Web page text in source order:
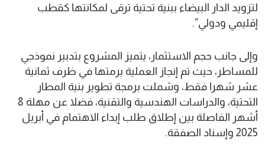
لتزويد الدار البيضاء ببنية تحتية ترقى لمكانتها كقطب
إقليمي ودولي”.
وإلى جانب حجم الاستثمار، يتميز المشروع بتدبير نموذجي
للمساطر، حيث تم إنجاز العملية برمتها في ظرف ثمانية
عشر شهرا فقط، وشملت برمجة تطوير بنية المطار
التحتية، والدراسات الهندسية والتقنية، فضلا عن مهلة 8
أشهر الفاصلة بين إطلاق طلب إبداء الاهتمام في أبريل
2025 وإسناد الصفقة.